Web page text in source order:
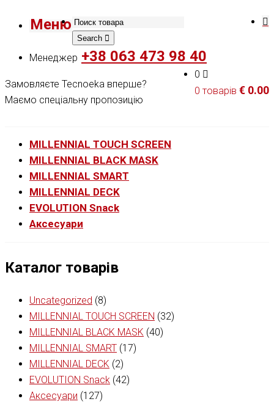
Меню
Search
Менеджер +38 063 473 98 40
0
0 товарів € 0.00
Замовляєте Tecnoeka вперше?
Маємо спеціальну пропозицію
MILLENNIAL TOUCH SCREEN
MILLENNIAL BLACK MASK
MILLENNIAL SMART
MILLENNIAL DECK
EVOLUTION Snack
Аксесуари
Каталог товарів
Uncategorized (8)
MILLENNIAL TOUCH SCREEN (32)
MILLENNIAL BLACK MASK (40)
MILLENNIAL SMART (17)
MILLENNIAL DECK (2)
EVOLUTION Snack (42)
Аксесуари (127)